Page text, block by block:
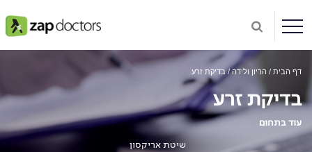
דף הבית הריון ולידה בדיקת זרע
בדיקת זרע
עוד בתחום
שיטת אריקסון